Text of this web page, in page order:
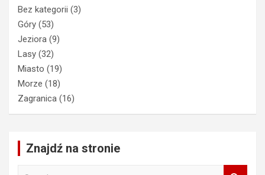
Bez kategorii (3)
Góry (53)
Jeziora (9)
Lasy (32)
Miasto (19)
Morze (18)
Zagranica (16)
Znajdź na stronie